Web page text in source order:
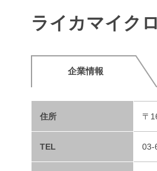
ライカマイク
企業情報
住所 〒
TEL 03-